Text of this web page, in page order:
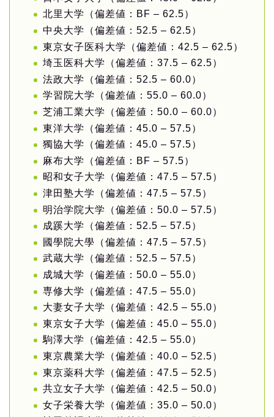
北里大学（偏差値：BF – 62.5）
中央大学（偏差値：52.5 – 62.5）
東京女子医科大学（偏差値：42.5 – 62.5）
埼玉医科大学（偏差値：37.5 – 62.5）
法政大学（偏差値：52.5 – 60.0）
学習院大学（偏差値：55.0 – 60.0）
芝浦工業大学（偏差値：50.0 – 60.0）
東洋大学（偏差値：45.0 – 57.5）
獨協大学（偏差値：45.0 – 57.5）
麻布大学（偏差値：BF – 57.5）
昭和女子大学（偏差値：47.5 – 57.5）
津田塾大学（偏差値：47.5 – 57.5）
明治学院大学（偏差値：50.0 – 57.5）
成蹊大学（偏差値：52.5 – 57.5）
國學院大學（偏差値：47.5 – 57.5）
武蔵大学（偏差値：52.5 – 57.5）
成城大学（偏差値：50.0 – 55.0）
専修大学（偏差値：47.5 – 55.0）
大妻女子大学（偏差値：42.5 – 55.0）
東京女子大学（偏差値：45.0 – 55.0）
駒澤大学（偏差値：42.5 – 55.0）
東京農業大学（偏差値：40.0 – 52.5）
東京薬科大学（偏差値：47.5 – 52.5）
共立女子大学（偏差値：42.5 – 50.0）
女子栄養大学（偏差値：35.0 – 50.0）